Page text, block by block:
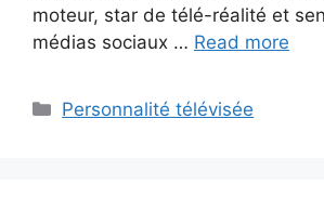
moteur, star de télé-réalité et
médias sociaux … Read more
Categories
Personnalité télévisée